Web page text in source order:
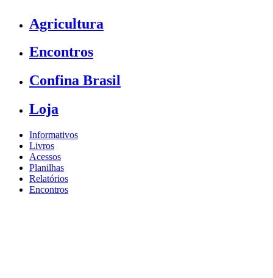
Agricultura
Encontros
Confina Brasil
Loja
Informativos
Livros
Acessos
Planilhas
Relatórios
Encontros